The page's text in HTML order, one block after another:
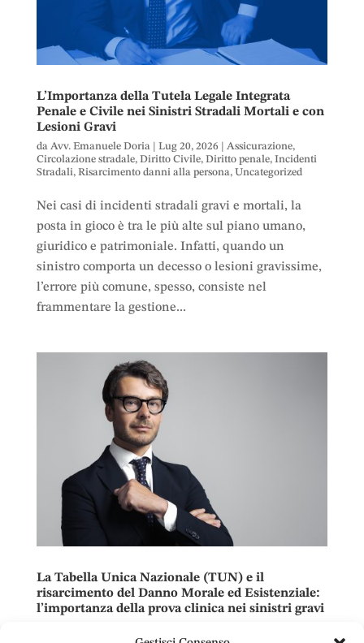
L’Importanza della Tutela Legale Integrata
Penale e Civile nei Sinistri Stradali Mortali e con
Lesioni Gravi
da Avv. Emanuele Doria| Lug 20, 2026 Assicurazione,
Circolazione stradale, Diritto Civile, Diritto penale, Incidenti
Stradali, Risarcimento danni alla persona, Uncategorized
Nei casi di incidenti stradali gravi e mortali, la
posta in gioco è tra le più alte sul piano umano,
giuridico e patrimoniale. Infatti, quando un
sinistro comporta un decesso o lesioni gravissime,
l’errore più comune, spesso, consiste nel
frammentare la gestione...
La Tabella Unica Nazionale (TUN) e il
risarcimento del Danno Morale ed Esistenziale:
l’importanza della prova clinica nei sinistri gravi